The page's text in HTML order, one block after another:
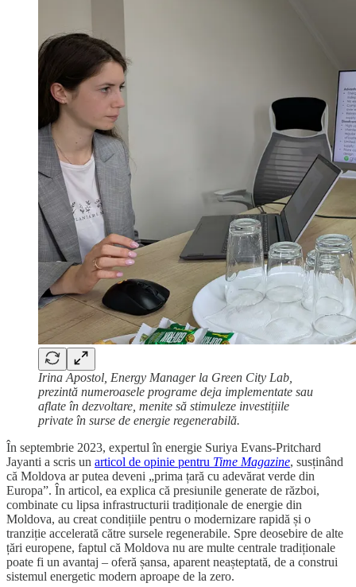
Irina Apostol, Energy Manager la Green City Lab,
prezintă numeroasele programe deja implementate sau
aflate în dezvoltare, menite să stimuleze investițiile
private în surse de energie regenerabilă.
În septembrie 2023, expertul în energie Suriya Evans-Pritchard
Jayanti a scris un articol de opinie pentru Time Magazine, susținând
că Moldova ar putea deveni „prima țară cu adevărat verde din
Europa”. În articol, ea explica că presiunile generate de război,
combinate cu lipsa infrastructurii tradiționale de energie din
Moldova, au creat condițiile pentru o modernizare rapidă și o
tranziție accelerată către sursele regenerabile. Spre deosebire de alte
țări europene, faptul că Moldova nu are multe centrale tradiționale
poate fi un avantaj – oferă șansa, aparent neașteptată, de a construi
sistemul energetic modern aproape de la zero.